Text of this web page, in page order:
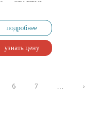
6мм STARTUL
и фасадов,
полиамид)
подробнее
узнать цену
6 7 … ›